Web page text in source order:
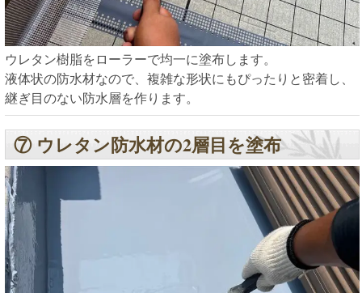
ウレタン樹脂をローラーで均一に塗布します。
液体状の防水材なので、複雑な形状にもぴったりと密着し、
継ぎ目のない防水層を作ります。
⑦ ウレタン防水材の2層目を塗布